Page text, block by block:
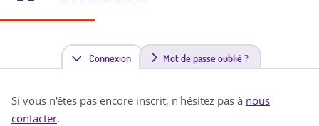
Connexion(
n
Mot de passe oublié ?
Si vous n'êtes pas encore inscrit, n'hésitez pas à nous
contacter.